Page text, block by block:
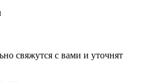
свяжутся с вами и уточнят